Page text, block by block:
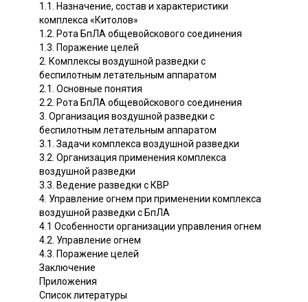
1.1. Назначение, состав и характеристики
комплекса «Китолов»
1.2. Рота БпЛА общевойскового соединения
1.3. Поражение целей
2. Комплексы воздушной разведки с
беспилотным летательным аппаратом
2.1. Основные понятия
2.2. Рота БпЛА общевойскового соединения
3. Организация воздушной разведки с
беспилотным летательным аппаратом
3.1. Задачи комплекса воздушной разведки
3.2. Организация применения комплекса
воздушной разведки
3.3. Ведение разведки с КВР
4. Управление огнем при применении комплекса
воздушной разведки с БпЛА
4.1 Особенности организации управления огнем
4.2. Управление огнем
4.3. Поражение целей
Заключение
Приложения
Список литературы